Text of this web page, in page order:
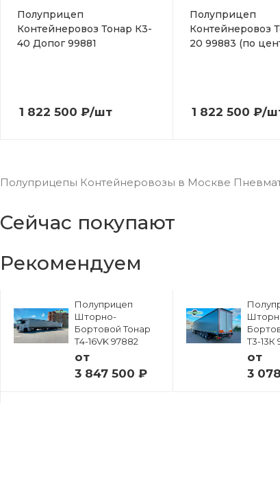
Полуприцеп
Контейнеровоз Тонар К3-
40 Допог 99881
1 822 500 ₽/шт
Полуприцеп
Контейнеровоз
20 99883 (по
1 822 500 ₽/
Полуприцепы Контейнеровозы в Москве
Сейчас покупают
Рекомендуем
Полуприцеп
Шторно-
Бортовой Тонар
Т4-16VK 97882
от
3 847 500 ₽
Т3-13К
от
3